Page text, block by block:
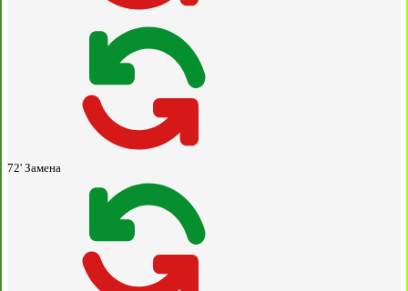
72' Замена